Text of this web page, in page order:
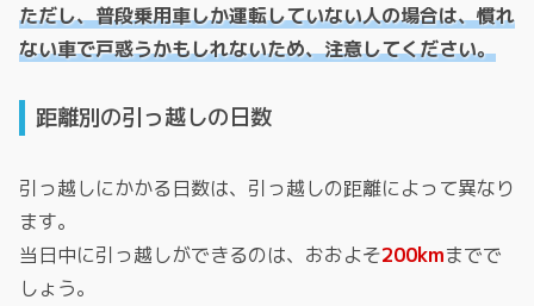
ただし、普段乗用車しか運転していない人の場合は、慣れ
ない車で戸惑うかもしれないため、注意してください。
距離別の引っ越しの日数
引っ越しにかかる日数は、引っ越しの距離によって異なり
ます。
当日中に引っ越しができるのは、おおよそ200kmまでで
しょう。